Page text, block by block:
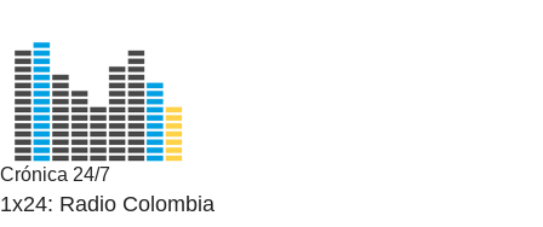
Crónica 24/7
1x24: Radio Colombia